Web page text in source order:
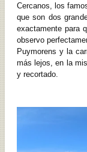
Cercanos, los
que son dos
exactamente para
observo
Puymorens y la
más lejos, en la
y recortado.